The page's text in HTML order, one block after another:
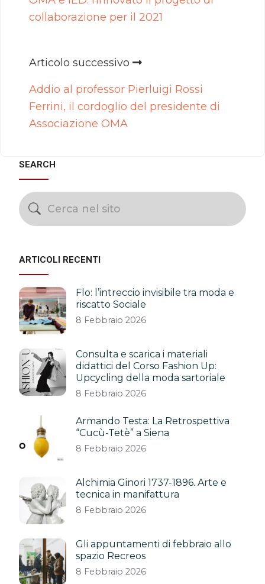
collaborazione per il 2021
Articolo successivo
Addio al professor Pierluigi Rossi
Ferrini, il cordoglio del presidente di
Associazione OMA
SEARCH
ARTICOLI RECENTI
Flo: l’intreccio invisibile tra moda e
riscatto Sociale
8 Febbraio 2026
Consulta e scarica i materiali
didattici del Corso Fashion Up:
Upcycling della moda sartoriale
8 Febbraio 2026
Armando Testa: La Retrospettiva
“Cucù-Tetè” a Siena
8 Febbraio 2026
Alchimia Ginori 1737-1896. Arte e
tecnica in manifattura
8 Febbraio 2026
Gli appuntamenti di febbraio allo
spazio Recreos
8 Febbraio 2026